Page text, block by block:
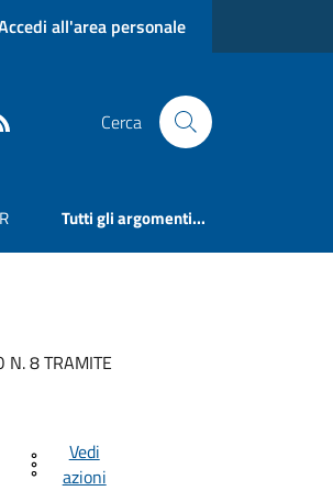
all'area personale
Cerca
Tutti gli argomenti...
N. 8 TRAMITE
Vedi
azioni